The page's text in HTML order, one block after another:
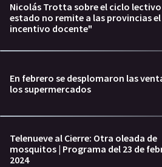
Nicolás Trotta sobre el ciclo
estado no remite a las provincias el
incentivo docente"
En febrero se desplomaron las
los supermercados
Telenueve al Cierre: Otra oleada de
mosquitos | Programa del 23 de
2024